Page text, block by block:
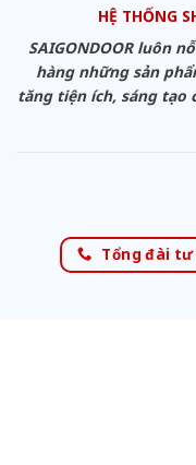
HỆ THỐNG
SAIGONDOOR luôn
hàng những sản
tăng tiện ích, sáng
Tổng đài tư